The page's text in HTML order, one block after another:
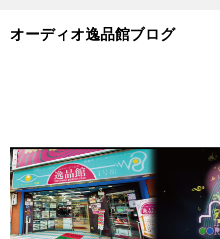
テ
ン
オーディオ逸品館ブログ